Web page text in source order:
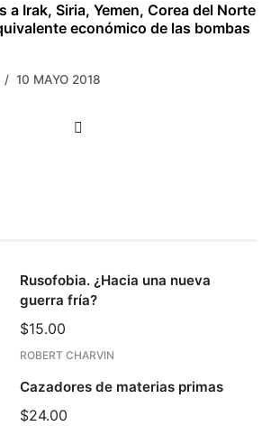
a Irak, Siria, Yemen, Corea del Norte
económico de las bombas
10 MAYO 2018
Rusofobia. ¿Hacia una nueva
guerra fría?
$15.00
ROBERT CHARVIN
Cazadores de materias primas
$24.00